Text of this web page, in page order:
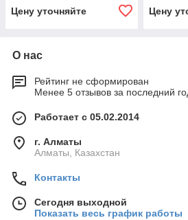
Цену уточняйте
Цену
О нас
Рейтинг не сформирован
Менее 5 отзывов за последний
Работает с 05.02.2014
г. Алматы
Алматы, Казахстан
Контакты
Сегодня выходной
Показать весь график работы